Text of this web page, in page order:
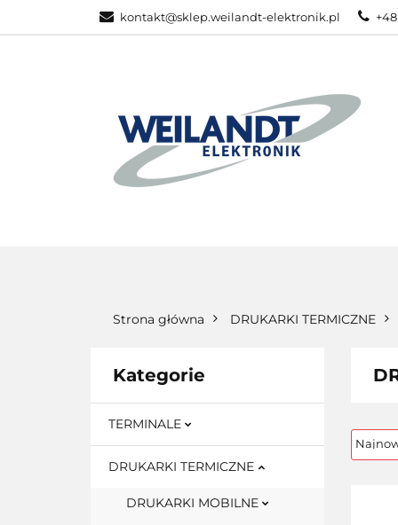
kontakt@sklep.weilandt-elektronik.pl
PRODUKTY
Strona główna DRUKARKI TERMICZNE
Kategorie
TERMINALE
DRUKARKI TERMICZNE
DRUKARKI MOBILNE